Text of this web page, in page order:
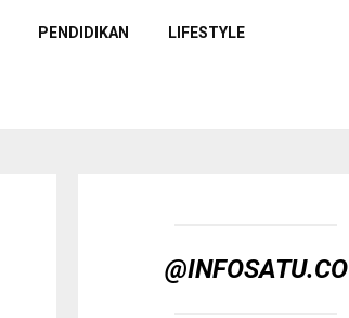
PENDIDIKAN LIFESTYLE
@INFOSATU.CO